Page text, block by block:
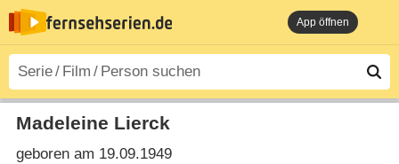
App öffnen
Madeleine Lierck
geboren am 19.09.1949